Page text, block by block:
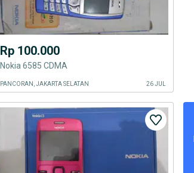
Rp 100.000
Nokia 6585 CDMA
PANCORAN, JAKARTA SELATAN 26 JUL